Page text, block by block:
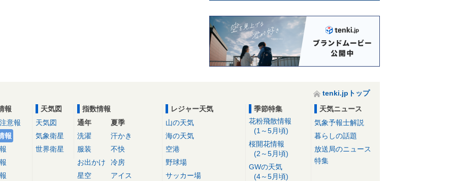
tenki.jpトップ
報
意報
報
天気図
天気図
気象衛星
世界衛星
指数情報
通年
洗濯
服装
お出かけ
星空
夏季
汗かき
不快
冷房
アイス
レジャー天気
山の天気
海の天気
空港
野球場
サッカー場
季節特集
花粉飛散情報
(1～5月頃)
桜開花情報
(2～5月頃)
GWの天気
(4～5月頃)
天気ニュース
気象予報士解説
暮らしの話題
放送局のニュース
特集